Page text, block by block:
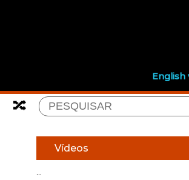
🔀
Vídeos
...